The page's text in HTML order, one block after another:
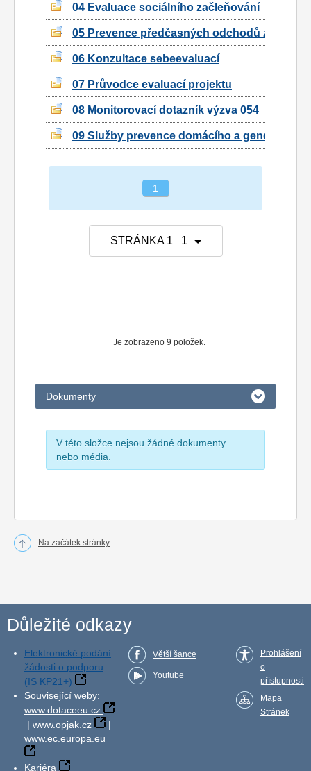
04 Evaluace sociálního začleňování
05 Prevence předčasných odchodů ze
06 Konzultace sebeevaluací
07 Průvodce evaluací projektu
08 Monitorovací dotazník výzva 054
STRÁNKA 1 1
Je zobrazeno 9 položek.
1
Dokumenty
V této složce nejsou žádné dokumenty
nebo média.
Na začátek stránky
Důležité odkazy
Elektronické podání
žádosti o podporu
(IS KP21+)
Související weby:
www.dotaceeu.cz
| www.opjak.cz
|
www.ec.europa.eu
Kariéra
Větší šance
Youtube
Prohlášení
o
přístupnosti
Mapa
Stránek